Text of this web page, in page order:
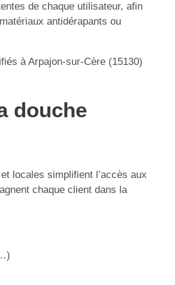
de chaque utilisateur, afin
antidérapants ou
à Arpajon-sur-Cère (15130)
douche
locales simplifient l’accès aux
chaque client dans la